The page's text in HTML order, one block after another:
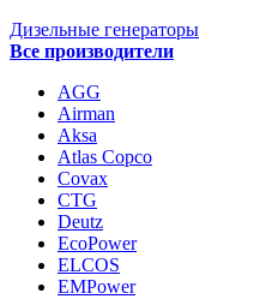
Дизельные генераторы
Все производители
AGG
Airman
Aksa
Atlas Copco
Covax
CTG
Deutz
EcoPower
ELCOS
EMPower